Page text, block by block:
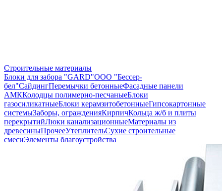
Строительные материалы
Блоки для забора "GARD"ООО "Бессер-
бел"СайдингПеремычки бетонныеФасадные панели
АМККолодцы полимерно-песчаныеБлоки
газосиликатныеБлоки керамзитобетонныеГипсокартонные
системыЗаборы, огражденияКирпичКольца ж/б и плиты
перекрытийЛюки канализационныеМатериалы из
древесиныПрочееУтеплительСухие строительные
смесиЭлементы благоустройства